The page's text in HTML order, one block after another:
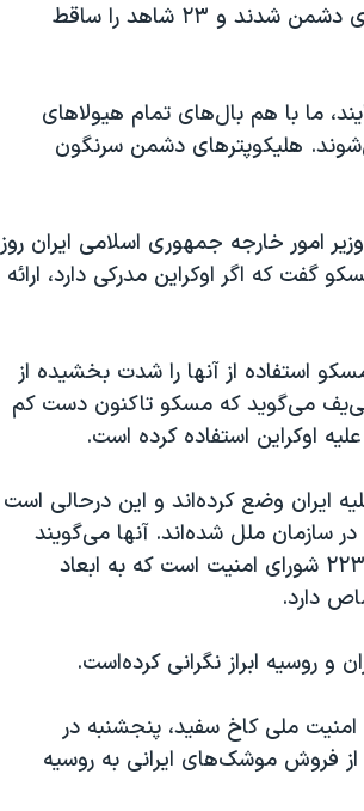
او گفت که «مدافعان آسمان ما مانع ورود کرکس‌های دشمن شدند و ۲۳ شاهد را ساقط
ما با هم بال‌های تمام هیولاهای
هلیکوپترهای دشمن سرنگون
امور خارجه جمهوری اسلامی ایران روز
گفت که اگر اوکراین مدرکی دارد، ارائه
می‌گوید مسکو استفاده از آنها را شدت بخشیده از
می‌گوید که مسکو تاکنون دست کم
علیه ایران وضع کرده‌اند و این درحالی است
سازمان ملل شده‌اند. آنها می‌گویند
فروش پهپادهای شاهد به روسیه ناقض قطعنامه ۲۲۳۱ شورای امنیت است که به ابعاد
دارد.
و روسیه ابراز نگرانی کرده‌است.
ملی کاخ سفید، پنجشنبه در
فروش موشک‌های ایرانی به روسیه